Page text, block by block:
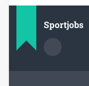
Sportjobs